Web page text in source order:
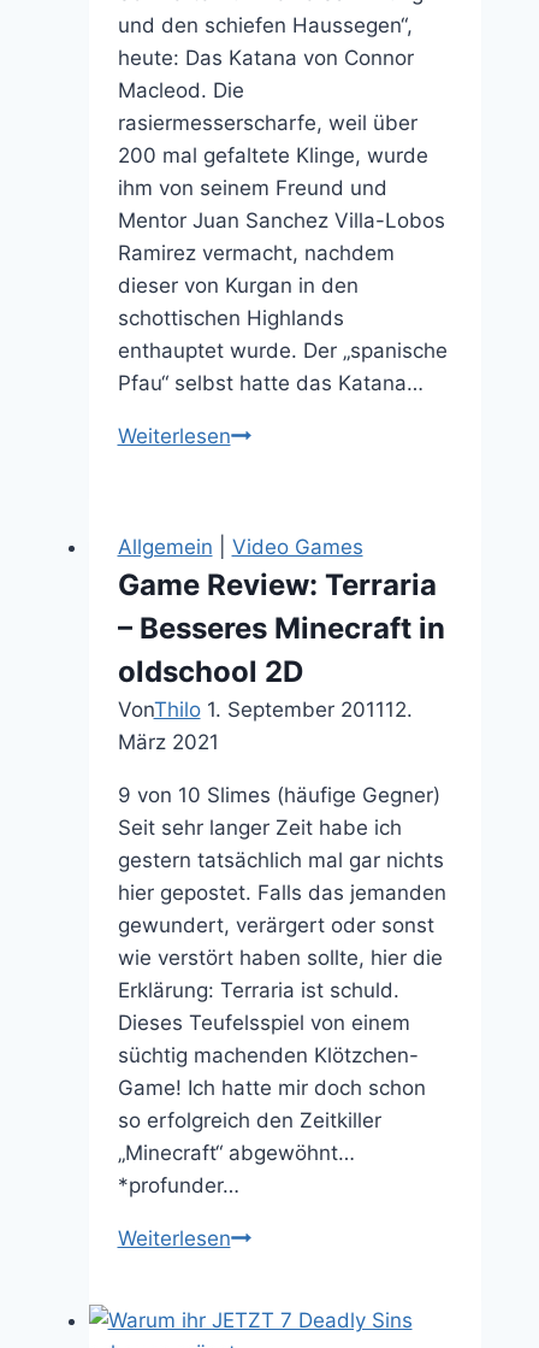
und den schiefen Haussegen“,
heute: Das Katana von Connor
Macleod. Die
rasiermesserscharfe, weil über
200 mal gefaltete Klinge, wurde
ihm von seinem Freund und
Mentor Juan Sanchez Villa-Lobos
Ramirez vermacht, nachdem
dieser von Kurgan in den
schottischen Highlands
enthauptet wurde. Der „spanische
Pfau“ selbst hatte das Katana…
WeiterlesenHighlander
Connor
Enters
my
collection
Allgemein Video Games
Game Review: Terraria
– Besseres Minecraft in
oldschool 2D
VonThilo 1. September 201112.
März 2021
9 von 10 Slimes (häufige Gegner)
Seit sehr langer Zeit habe ich
gestern tatsächlich mal gar nichts
hier gepostet. Falls das jemanden
gewundert, verärgert oder sonst
wie verstört haben sollte, hier die
Erklärung: Terraria ist schuld.
Dieses Teufelsspiel von einem
süchtig machenden Klötzchen-
Game! Ich hatte mir doch schon
so erfolgreich den Zeitkiller
„Minecraft“ abgewöhnt…
*profunder…
WeiterlesenGame
–